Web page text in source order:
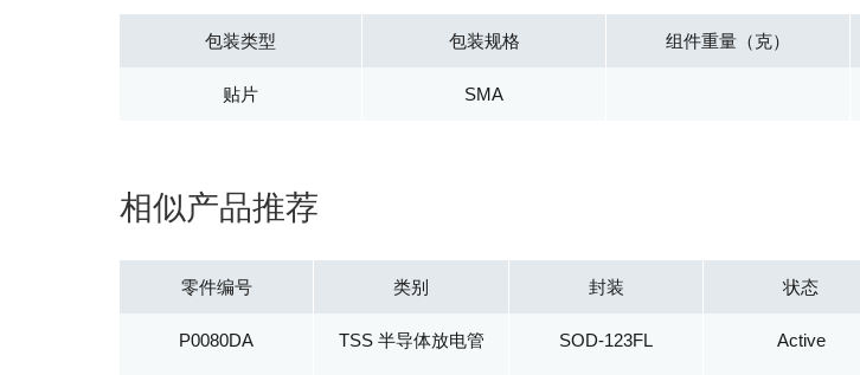
包装类型
贴片
包装规格
SMA
组件重量（克）
相似产品推荐
零件编号 类别 封装 状态
P0080DA TSS 半导体放电管 SOD-123FL Active